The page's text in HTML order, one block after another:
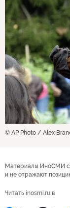
© AP Photo / Alex
Материалы ИноСМИ
и не отражают
Читать inosmi.ru в